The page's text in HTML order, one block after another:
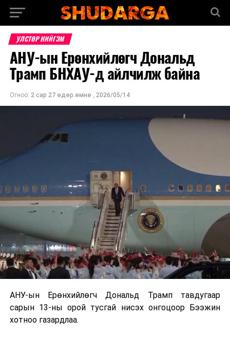
УЛСТӨР НИЙГЭМ
АНУ-ын Ерөнхийлөгч Дональд
Трамп БНХАУ-д айлчилж байна
Огноо: 2 сар 27 өдөр.өмнө , 2026/05/14
АНУ-ын Ерөнхийлөгч Дональд Трамп тавдугаар
сарын 13-ны орой тусгай нисэх онгоцоор Бээжин
хотноо газардлаа.